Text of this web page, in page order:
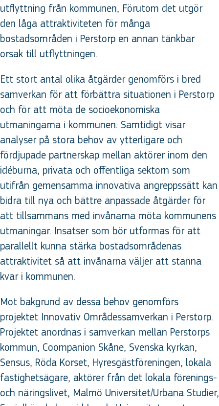
utflyttning från kommunen, Förutom det utgör
den låga attraktiviteten för många
bostadsområden i Perstorp en annan tänkbar
orsak till utflyttningen.
Ett stort antal olika åtgärder genomförs i bred
samverkan för att förbättra situationen i Perstorp
och för att möta de socioekonomiska
utmaningarna i kommunen. Samtidigt visar
analyser på stora behov av ytterligare och
fördjupade partnerskap mellan aktörer inom den
idéburna, privata och offentliga sektorn som
utifrån gemensamma innovativa angreppssätt kan
bidra till nya och bättre anpassade åtgärder för
att tillsammans med invånarna möta kommunens
utmaningar. Insatser som bör utformas för att
parallellt kunna stärka bostadsområdenas
attraktivitet så att invånarna väljer att stanna
kvar i kommunen.
Mot bakgrund av dessa behov genomförs
projektet Innovativ Områdessamverkan i Perstorp.
Projektet anordnas i samverkan mellan Perstorps
kommun, Coompanion Skåne, Svenska kyrkan,
Sensus, Röda Korset, Hyresgästföreningen, lokala
fastighetsägare, aktörer från det lokala förenings-
och näringslivet, Malmö Universitet/Urbana Studier,